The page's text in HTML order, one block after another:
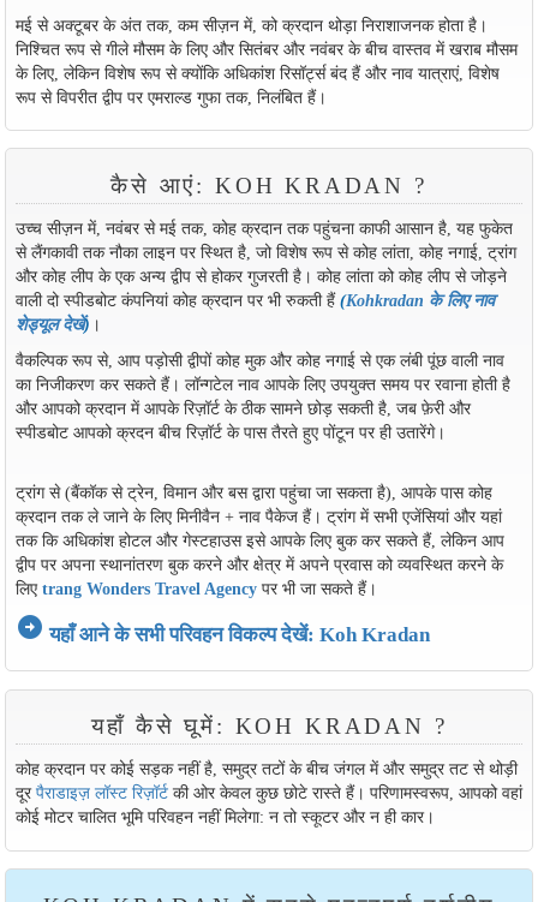
मई से अक्टूबर के अंत तक, कम सीज़न में, को क्रदान थोड़ा निराशाजनक होता है।
निश्चित रूप से गीले मौसम के लिए और सितंबर और नवंबर के बीच वास्तव में खराब मौसम
के लिए, लेकिन विशेष रूप से क्योंकि अधिकांश रिसॉर्ट्स बंद हैं और नाव यात्राएं, विशेष
रूप से विपरीत द्वीप पर एमराल्ड गुफा तक, निलंबित हैं।
कैसे आएं: KOH KRADAN ?
उच्च सीज़न में, नवंबर से मई तक, कोह क्रदान तक पहुंचना काफी आसान है, यह फुकेत
से लैंगकावी तक नौका लाइन पर स्थित है, जो विशेष रूप से कोह लांता, कोह नगाई, ट्रांग
और कोह लीप के एक अन्य द्वीप से होकर गुजरती है। कोह लांता को कोह लीप से जोड़ने
वाली दो स्पीडबोट कंपनियां कोह क्रदान पर भी रुकती हैं(Kohkradan के लिए नाव
शेड्यूल देखें) ।
वैकल्पिक रूप से, आप पड़ोसी द्वीपों कोह मुक और कोह नगाई से एक लंबी पूंछ वाली नाव
का निजीकरण कर सकते हैं। लॉन्गटेल नाव आपके लिए उपयुक्त समय पर रवाना होती है
और आपको क्रदान में आपके रिज़ॉर्ट के ठीक सामने छोड़ सकती है, जब फ़ेरी और
स्पीडबोट आपको क्रदन बीच रिज़ॉर्ट के पास तैरते हुए पोंटून पर ही उतारेंगे।
ट्रांग से (बैंकॉक से ट्रेन, विमान और बस द्वारा पहुंचा जा सकता है), आपके पास कोह
क्रदान तक ले जाने के लिए मिनीवैन + नाव पैकेज हैं। ट्रांग में सभी एजेंसियां ​​और यहां
तक ​​कि अधिकांश होटल और गेस्टहाउस इसे आपके लिए बुक कर सकते हैं, लेकिन आप
द्वीप पर अपना स्थानांतरण बुक करने और क्षेत्र में अपने प्रवास को व्यवस्थित करने के
लिएtrang Wonders Travel Agencyपर भी जा सकते हैं।
arrow_circle_right यहाँ आने के सभी परिवहन विकल्प देखें: Koh Kradan
यहाँ कैसे घूमें: KOH KRADAN ?
कोह क्रदान पर कोई सड़क नहीं है, समुद्र तटों के बीच जंगल में और समुद्र तट से थोड़ी
दूरपैराडाइज़ लॉस्ट रिज़ॉर्टकी ओर केवल कुछ छोटे रास्ते हैं। परिणामस्वरूप, आपको वहां
कोई मोटर चालित भूमि परिवहन नहीं मिलेगा: न तो स्कूटर और न ही कार।